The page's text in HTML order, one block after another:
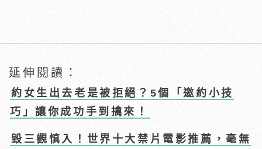
延伸閱讀：
約女生出去老是被拒絕？5個「邀約小技
巧」讓你成功手到擒來！
毀三觀慎入！世界十大禁片電影推薦，毫無